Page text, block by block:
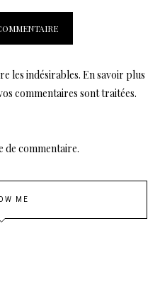
les indésirables. En savoir plus
commentaires sont traitées.
de commentaire.
ME